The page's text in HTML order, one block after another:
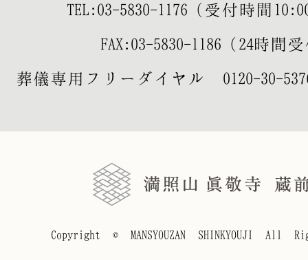
TEL: 03-5830-1176 （受付時間
FAX:03-5830-1186（24時間
葬儀専用フリーダイヤル 0120-30-
Copyright © MANSYOUZAN SHINKYOUJI All